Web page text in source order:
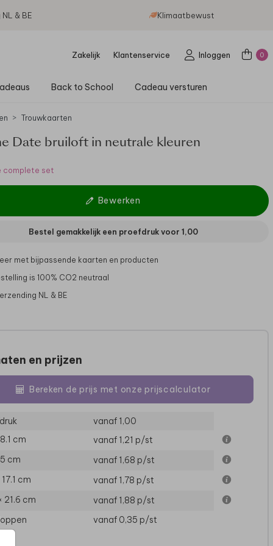
& BE Klimaatbewust
Zakelijk Klantenservice Inloggen 0
Back to School Cadeau versturen
SAVE THE DATE SAVE THE DATE
Trouwkaarten
Date bruiloft in neutrale kleuren
complete set
Bewerken
Bestel gemakkelijk een proefdruk voor 1,00
met bijpassende kaarten en producten
is 100% CO2 neutraal
NL & BE
en prijzen
Bereken de prijs met onze prijscalculator
vanaf 1,00
cm
vanaf 1,21 p/st
cm
vanaf 1,68 p/st
17.1 cm
vanaf 1,78 p/st
21.6 cm
vanaf 1,88 p/st
vanaf 0,35 p/st